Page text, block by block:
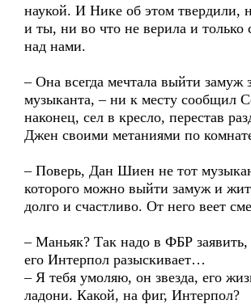
наукой. И Нике об этом твердили,
и ты, ни во что не верила и только
над нами.
– Она всегда мечтала выйти замуж
музыканта, – ни к месту сообщил
наконец, сел в кресло, перестав
Джен своими метаниями по
– Поверь, Дан Шиен не тот
которого можно выйти замуж и
долго и счастливо. От него веет
– Маньяк? Так надо в ФБР
его Интерпол разыскивает…
– Я тебя умоляю, он звезда, его
ладони. Какой, на фиг, Интерпол?